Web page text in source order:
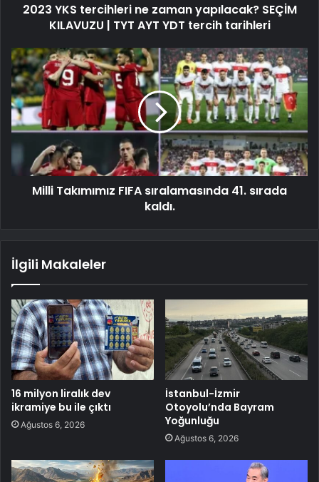
2023 YKS tercihleri ​​ne zaman yapılacak? SEÇİM
KILAVUZU | TYT AYT YDT tercih tarihleri
Milli Takımımız FIFA sıralamasında 41. sırada
kaldı.
İlgili Makaleler
16 milyon liralık dev
ikramiye bu ile çıktı
Ağustos 6, 2026
İstanbul-İzmir
Otoyolu’nda Bayram
Yoğunluğu
Ağustos 6, 2026